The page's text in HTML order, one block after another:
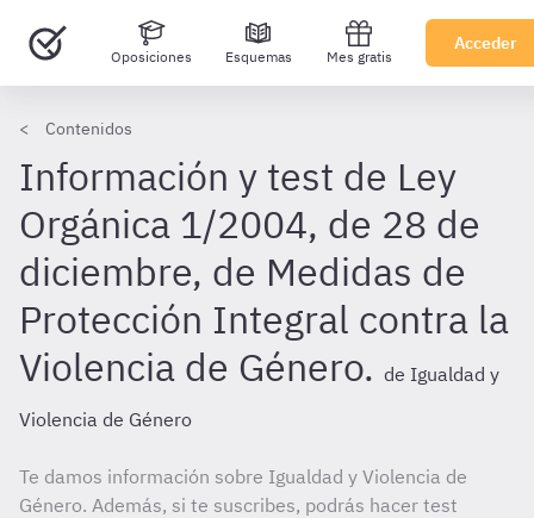
Oposiciones Esquemas Mes gratis
Acceder
Contenidos
Información y test de Ley
Orgánica 1/2004, de 28 de
diciembre, de Medidas de
Protección Integral contra la
Violencia de Género. de Igualdad y
Violencia de Género
Te damos información sobre Igualdad y Violencia de
Género. Además, si te suscribes, podrás hacer test